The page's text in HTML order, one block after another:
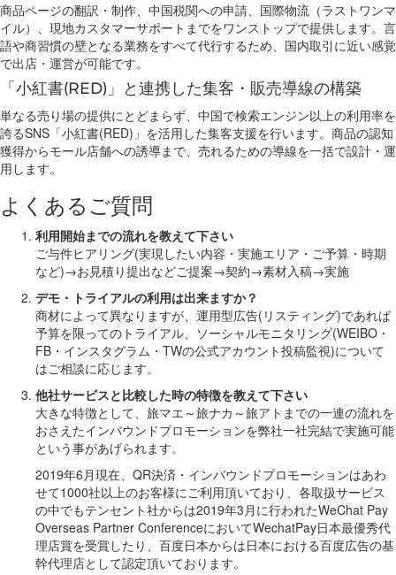
商品ページの翻訳・制作、中国税関への申請、国際物流（ラストワンマ
イル）、現地カスタマーサポートまでをワンストップで提供します。言
語や商習慣の壁となる業務をすべて代行するため、国内取引に近い感覚
で出店・運営が可能です。
「小紅書(RED)」と連携した集客・販売導線の構築
単なる売り場の提供にとどまらず、中国で検索エンジン以上の利用率を
誇るSNS「小紅書(RED)」を活用した集客支援を行います。商品の認知
獲得からモール店舗への誘導まで、売れるための導線を一括で設計・運
用します。
よくあるご質問
利用開始までの流れを教えて下さい
ご与件ヒアリング(実現したい内容・実施エリア・ご予算・時期
など)→お見積り提出などご提案→契約→素材入稿→実施
デモ・トライアルの利用は出来ますか？
商材によって異なりますが、運用型広告(リスティング)であれば
予算を限ってのトライアル、ソーシャルモニタリング(WEIBO・
FB・インスタグラム・TWの公式アカウント投稿監視)について
はご相談に応じます。
他社サービスと比較した時の特徴を教えて下さい
大きな特徴として、旅マエ～旅ナカ～旅アトまでの一連の流れを
おさえたインバウンドプロモーションを弊社一社完結で実施可能
という事があげられます。
2019年6月現在、QR決済・インバウンドプロモーションはあわ
せて1000社以上のお客様にご利用頂いており、各取扱サービス
の中でもテンセント社からは2019年3月に行われたWeChat Pay
Overseas Partner ConferenceにおいてWechatPay日本最優秀代
理店賞を受賞したり、百度日本からは日本における百度広告の基
幹代理店として認定頂いております。